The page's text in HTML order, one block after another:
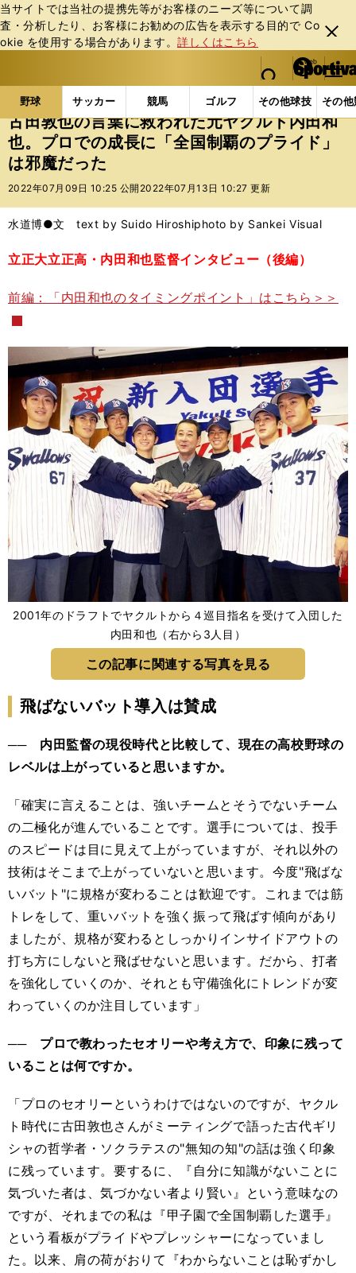
当サイトでは当社の提携先等がお客様のニーズ等について調
査・分析したり、お客様にお勧めの広告を表⽰する⽬的で Co
okie を使⽤する場合があります。詳しくはこちら
閉じ
る
web Sportiva (webスポルティーバ)
検索
マイペ
ー
ジ
メニュ
野球 サッカー 競馬 ゴルフ その他球技 その
b
ス
ポ
ル
テ
ー
バ
野球の記事一覧 高校野球他 古田敦也の言葉に救わ
古田敦也の言葉に救われた元ヤクルト内田和
也。プロでの成長に「全国制覇のプライド」
は邪魔だった
2022年07月09日 10:25 公開 2022年07月13日 10:27 更新
水道博●文 text by Suido Hiroshiphoto by Sankei Visual
立正大立正高・内田和也監督インタビュー（後編）
前編：「内田和也のタイミングポイント」はこちら＞＞
2001年のドラフトでヤクルトから４巡目指名を受けて入団した
内田和也（右から3人目）
この記事に関連する写真を見る
飛ばないバット導入は賛成
── 内田監督の現役時代と比較して、現在の高校野球の
レベルは上がっていると思いますか。
「確実に言えることは、強いチームとそうでないチーム
の二極化が進んでいることです。選手については、投手
のスピードは目に見えて上がっていますが、それ以外の
技術はそこまで上がっていないと思います。今度"飛ばな
いバット"に規格が変わることは歓迎です。これまでは筋
トレをして、重いバットを強く振って飛ばす傾向があり
ましたが、規格が変わるとしっかりインサイドアウトの
打ち方にしないと飛ばせないと思います。だから、打者
を強化していくのか、それとも守備強化にトレンドが変
わっていくのか注目しています」
── プロで教わったセオリーや考え方で、印象に残って
いることは何ですか。
「プロのセオリーというわけではないのですが、ヤクル
ト時代に古田敦也さんがミーティングで語った古代ギリ
シャの哲学者・ソクラテスの"無知の知"の話は強く印象
に残っています。要するに、『自分に知識がないことに
気づいた者は、気づかない者より賢い』という意味なの
ですが、それまでの私は『甲子園で全国制覇した選手』
という看板がプライドやプレッシャーになっていまし
た。以来、肩の荷がおりて『わからないことは恥ずかし